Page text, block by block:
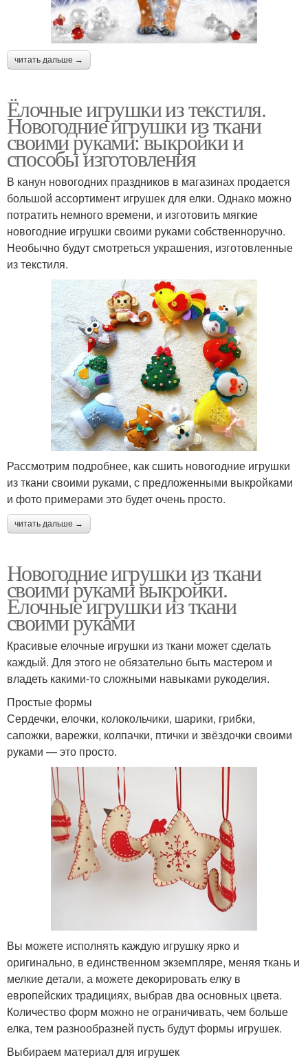
читать дальше →
Ёлочные игрушки из текстиля.
Новогодние игрушки из ткани
своими руками: выкройки и
способы изготовления
В канун новогодних праздников в магазинах продается
большой ассортимент игрушек для елки. Однако можно
потратить немного времени, и изготовить мягкие
новогодние игрушки своими руками собственноручно.
Необычно будут смотреться украшения, изготовленные
из текстиля.
Рассмотрим подробнее, как сшить новогодние игрушки
из ткани своими руками, с предложенными выкройками
и фото примерами это будет очень просто.
читать дальше →
Новогодние игрушки из ткани
своими руками выкройки.
Елочные игрушки из ткани
своими руками
Красивые елочные игрушки из ткани может сделать
каждый. Для этого не обязательно быть мастером и
владеть какими-то сложными навыками рукоделия.
Простые формы
Сердечки, елочки, колокольчики, шарики, грибки,
сапожки, варежки, колпачки, птички и звёздочки своими
руками — это просто.
Вы можете исполнять каждую игрушку ярко и
оригинально, в единственном экземпляре, меняя ткань и
мелкие детали, а можете декорировать елку в
европейских традициях, выбрав два основных цвета.
Количество форм можно не ограничивать, чем больше
елка, тем разнообразней пусть будут формы игрушек.
Выбираем материал для игрушек